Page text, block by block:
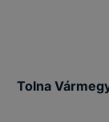
Tolna